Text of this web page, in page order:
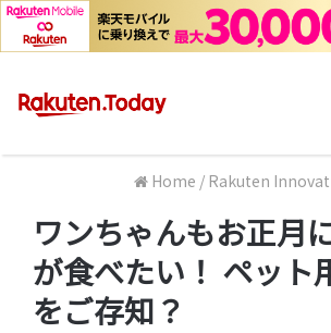
Home / Rakuten
ワンちゃんもお正月
が食べたい！ ペット
をご存知？